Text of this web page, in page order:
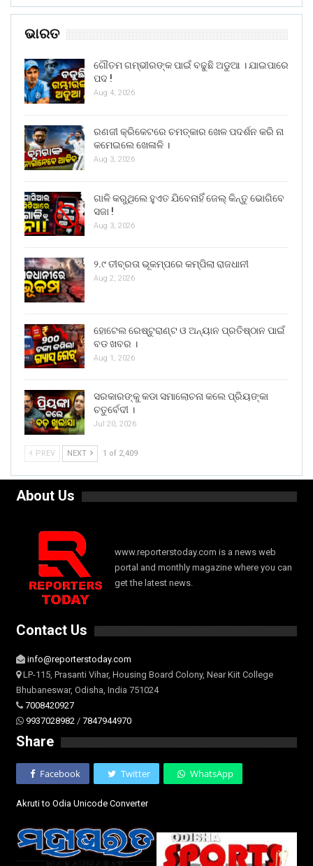
ଭାରତ
ଗୌତମ ଗମ୍ଭୀରଙ୍କ ପାଇଁ ବଢୁଛି ଅଡୁଆ । ଯାଇପାରେ
ପଦ !
Aug 4, 2026
ରଣଜୀ କ୍ରିକେଟରେ ଚମତ୍କାର ଖେଳ ପଦର୍ଶନ କରି ନା
କମେଇଲେ ଖେଳାଳି ।
Aug 3, 2026
ଗାଳି କରୁଥିଲେ ହୁଏତ ଯିବେନାହିଁ ଜେଲ୍ କିନ୍ତୁ ଭୋଗିବେ
ସଜା !
Aug 3, 2026
୨.୯ ତୀବ୍ରତା ଭୂକମ୍ପରେ କମ୍ପିଲା ରାଜଧାନୀ
Aug 2, 2026
ହୋଟେଲ ରେଷ୍ଟୁରାଣ୍ଟ ଓ ଅନ୍ୟାନ ପ୍ରତିଷ୍ଠାନ ପାଇଁ
ବଡ ଖବର ।
Aug 1, 2026
ସରକାରଙ୍କୁ କଡା ସମାଲୋଚନା କଲେ ପ୍ରିୟଙ୍କା
ଚତୁର୍ବେଦୀ ।
Jul 20, 2026
PREV NEXT 1 of 2,409
About Us
www.reporterstoday.com is a news web
portal and monthly magazine where you can
get the latest news.
Contact Us
info@reporterstoday.com
LP-115, Prasanti Vihar, Housing Board Colony, Near Kiit College
Bhubaneswar, Odisha, India 751024
7008420927
9937028982 / 7847944970
Share
Facebook Twitter WhatsApp
Akruti to Odia Unicode Converter